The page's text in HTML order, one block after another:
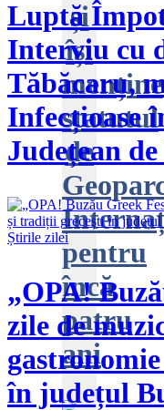
și
își
menține
statutul
de
pentru
încă
patru
ani
Luptă
Interviu cu
Tăbăcaru,
Infecțioase
Județean
Știrile zilei
„OPA!
zile de
în județul